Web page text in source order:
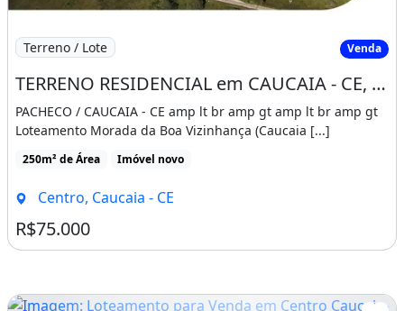
Imagem: TERRENO RESIDENCIAL em CAUCAIA - CE,
Terreno / Lote Venda
TERRENO RESIDENCIAL em CAUCAIA - CE, CENTRO
PACHECO / CAUCAIA - CE amp lt br amp gt amp lt br amp gt
Loteamento Morada da Boa Vizinhança (Caucaia [...]
250m² de Área Imóvel novo
Centro, Caucaia - CE
R$75.000